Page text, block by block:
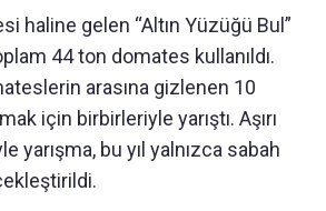
haline gelen “Altın Yüzüğü Bul”
44 ton domates kullanıldı.
arasına gizlenen 10
için birbirleriyle yarıştı. Aşırı
yarışma, bu yıl yalnızca sabah